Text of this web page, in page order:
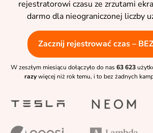
rejestratorowi czasu ze zrzutami
darmo dla nieograniczonej liczby
Zacznij rejestrować czas –
W zeszłym miesiącu dołączyło do nas 63 623
razywięcej niż rok temu, i to bez żadnych